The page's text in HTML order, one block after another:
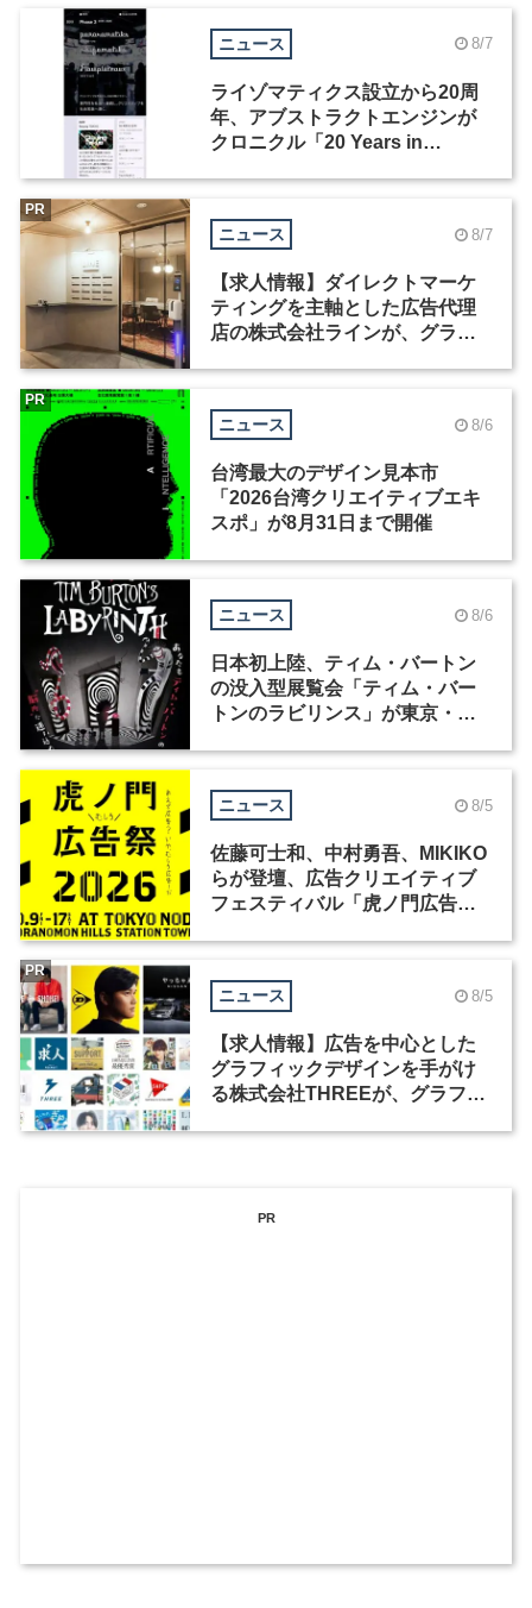
ニュース 8/7
ライゾマティクス設立から20周
年、アブストラクトエンジンが
クロニクル「20 Years in
ニュース 8/7
【求人情報】ダイレクトマーケ
ティングを主軸とした広告代理
店の株式会社ラインが、グラフ
PR
ニュース 8/6
台湾最大のデザイン見本市
「2026台湾クリエイティブエキ
スポ」が8月31日まで開催
PR
ニュース 8/6
日本初上陸、ティム・バートン
の没入型展覧会「ティム・バー
トンのラビリンス」が東京・豊
ニュース 8/5
佐藤可士和、中村勇吾、MIKIKO
らが登壇、広告クリエイティブ
フェスティバル「虎ノ門広告
ニュース 8/5
【求人情報】広告を中心とした
グラフィックデザインを手がけ
る株式会社THREEが、グラフィ
PR
PR